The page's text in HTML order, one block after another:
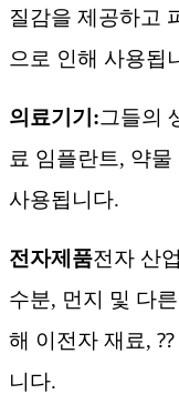
질감을 제공하고
으로 인해 사용됩
의료기기:그들의
료 임플란트, 약
사용됩니다.
전자제품전자 산
수분, 먼지 및 다
해 이전자 재료, ⁇
니다.